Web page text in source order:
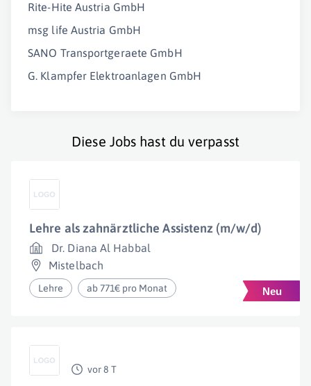
Rite-Hite Austria GmbH
msg life Austria GmbH
SANO Transportgeraete GmbH
G. Klampfer Elektroanlagen GmbH
Diese Jobs hast du verpasst
Lehre als zahnärztliche Assistenz (m/w/d)
Dr. Diana Al Habbal
Mistelbach
Lehre ab 771€ pro Monat
vor 8 T